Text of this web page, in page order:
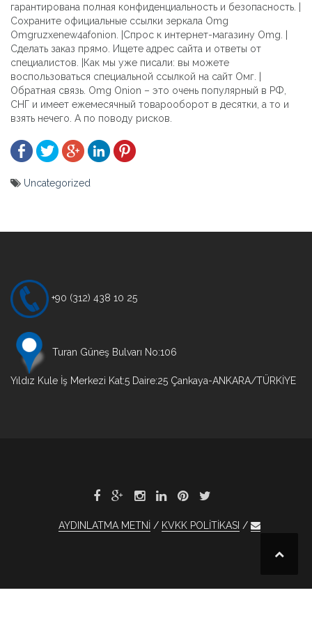
гарантирована полная конфиденциальность и безопасность. |
Сохраните официальные ссылки зеркала Omg
Omgruzxenew4afonion. |Спрос к интернет-магазину Omg. |
Сделать заказ прямо. Ищете адрес сайта и ответы от
специалистов. |Как мы уже писали: вы можете
воспользоваться специальной ссылкой на сайт Омг. |
Обратная связь. Omg Onion – это очень популярный в РФ,
СНГ и имеет ежемесячный товарооборот в десятки, а то и
взять нечего. А по поводу рисков.
Uncategorized
+90 (312) 438 10 25
Turan Güneş Bulvarı No:106
Yıldız Kule İş Merkezi Kat:5 Daire:25 Çankaya-ANKARA/TÜRKİYE
AYDINLATMA METNİ KVKK POLİTİKASI